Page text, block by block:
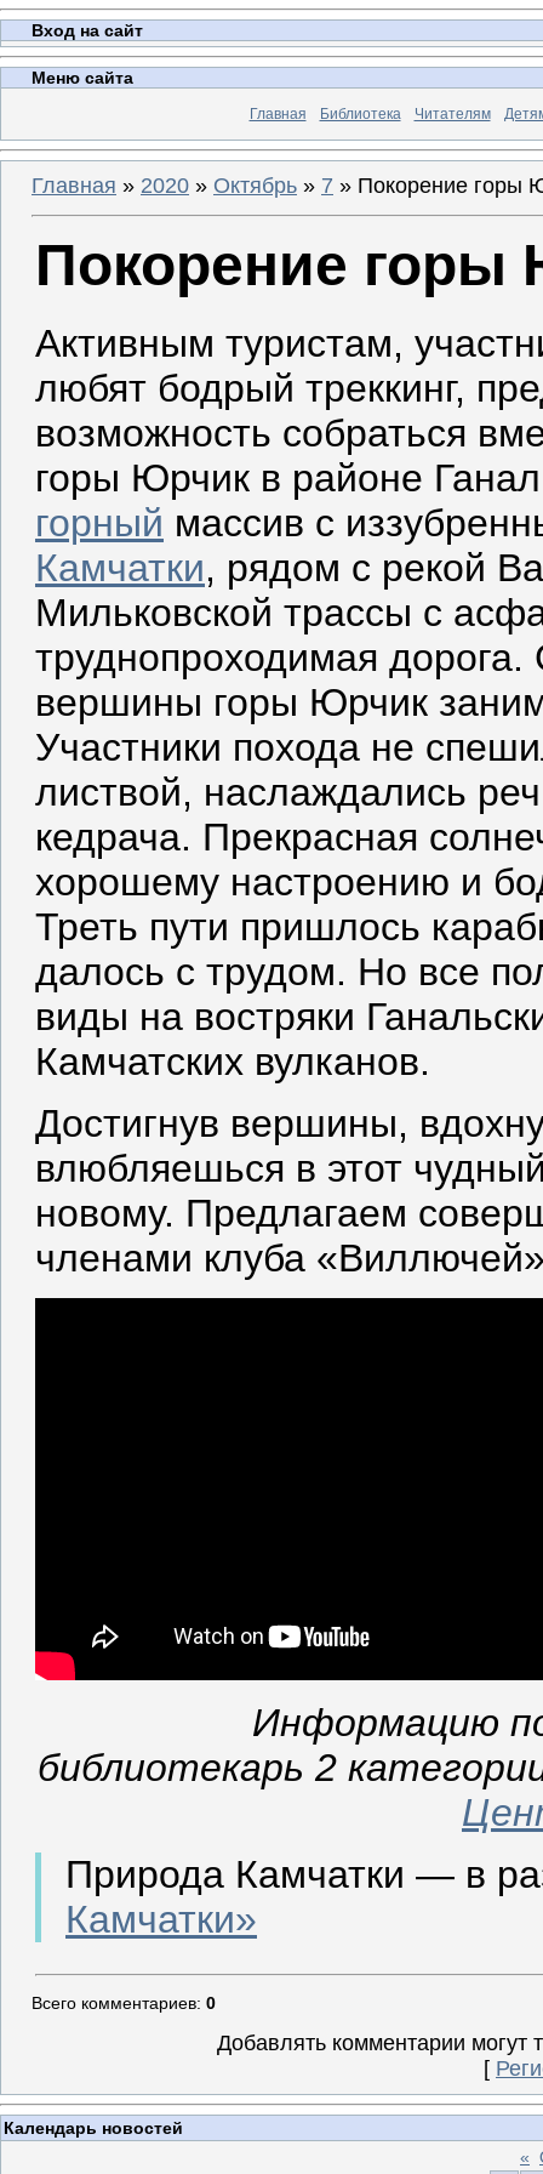
Вход на сайт
Меню сайта
Главная Библиотека Читателям
Главная » 2020 » Октябрь » 7 » Покорение горы
Покорение горы
Активным туристам,
любят бодрый треккинг,
возможность собраться
горы Юрчик в районе
горный массив с
Камчатки, рядом с рекой
Мильковской трассы с
труднопроходимая
вершины горы Юрчик
Участники похода не
листвой, наслаждались
кедрача. Прекрасная
хорошему настроению и
Треть пути пришлось
далось с трудом. Но все
виды на востряки
Камчатских вулканов.
Достигнув вершины,
влюбляешься в этот
новому. Предлагаем
членами клуба
Информацию
библиотекарь 2
Природа Камчатки — в
Камчатки»
Всего комментариев: 0
Добавлять комментарии могут
[
Календарь новостей
«